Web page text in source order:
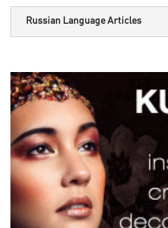
Russian Language Articles